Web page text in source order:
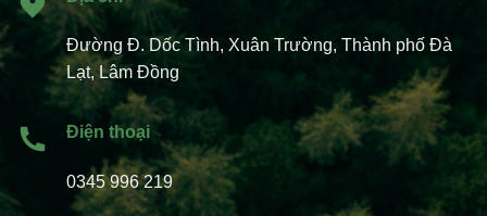
Đường Đ. Dốc Tình, Xuân Trường, Thành phố Đà
Lạt, Lâm Đồng
Điện thoại
0345 996 219